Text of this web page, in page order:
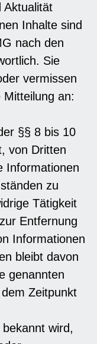
Aktualität
Inhalte sind
nach den
Sie
vermissen
an:
§§ 8 bis 10
von Dritten
Informationen
zu
Tätigkeit
Entfernung
Informationen
bleibt davon
genannten
Zeitpunkt
wird,